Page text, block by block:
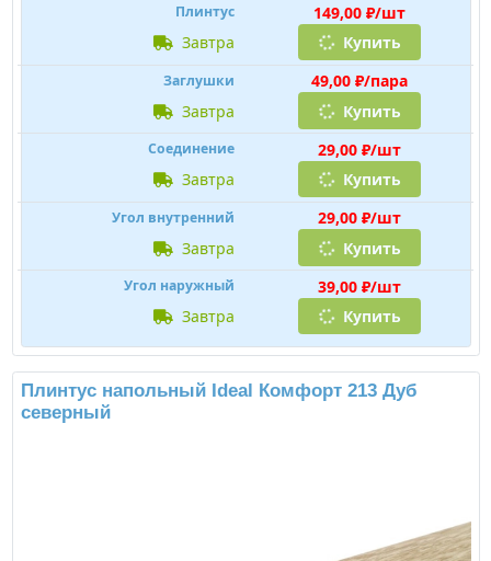
Плинтус
149,00 ₽/шт
завтра
Купить
Заглушки
49,00 ₽/пара
завтра
Купить
Соединение
29,00 ₽/шт
завтра
Купить
Угол внутренний
29,00 ₽/шт
завтра
Купить
Угол наружный
39,00 ₽/шт
завтра
Купить
Плинтус напольный Ideal Комфорт 213 Дуб
северный